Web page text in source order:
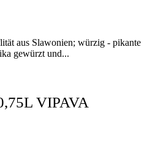
aus Slawonien; würzig - pikante
gewürzt und...
VIPAVA